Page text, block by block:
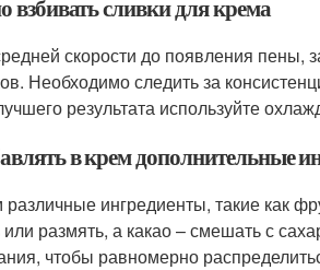
сливки для крема
скорости до появления пены,
Необходимо следить за
результата используйте
в крем дополнительные
ингредиенты, такие как
или размять, а какао – смешать с
чтобы равномерно